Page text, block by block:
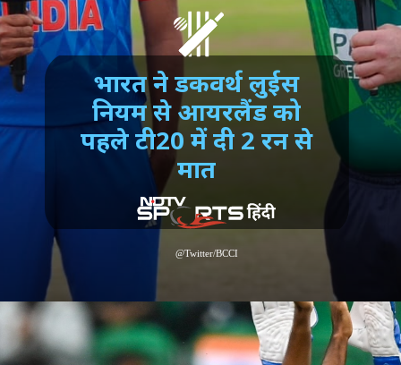
@Twitter/BCCI
भारत ने डकवर्थ लुईस
नियम से आयरलैंड को
पहले टी20 में दी 2 रन से
मात